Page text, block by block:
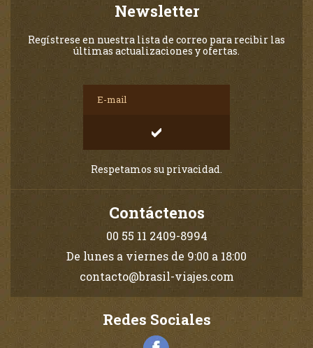
Newsletter
Regístrese en nuestra lista de correo para recibir las
últimas actualizaciones y ofertas.
Respetamos su privacidad.
Contáctenos
00 55 11 2409-8994
De lunes a viernes de 9:00 a 18:00
contacto@brasil-viajes.com
Redes Sociales